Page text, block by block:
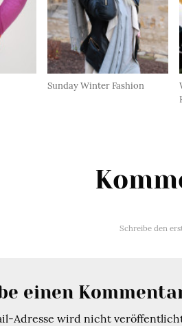
Sunday Winter Fashion
Schreibe den
einen
Adresse wird nicht